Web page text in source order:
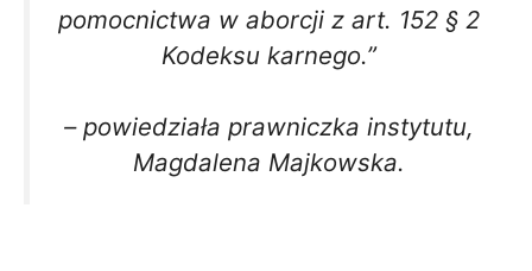
pomocnictwa w aborcji z art. 152 § 2
Kodeksu karnego.”
– powiedziała prawniczka instytutu,
Magdalena Majkowska.